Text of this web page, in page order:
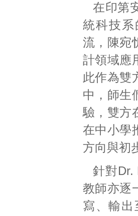
在印第
統科技系
流，陳宛
計領域應
此作為雙
中，師生
驗，雙方
在中小學
方向與初
針對Dr.
教師亦逐
寫、輸出